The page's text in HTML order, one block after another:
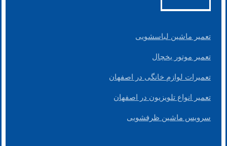
تعمیر ماشین لباسشویی
تعمیر موتور یخچال
تعمیرات لوازم خانگی در اصفهان
تعمیر انواع تلویزیون در اصفهان
سرویس ماشین ظرفشویی